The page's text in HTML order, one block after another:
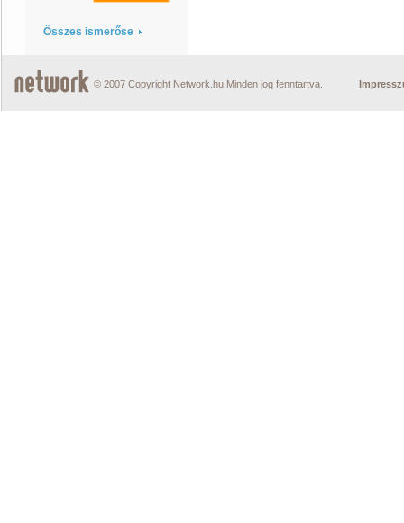
Összes ismerőse
© 2007 Copyright Network.hu Minden jog fenntartva.